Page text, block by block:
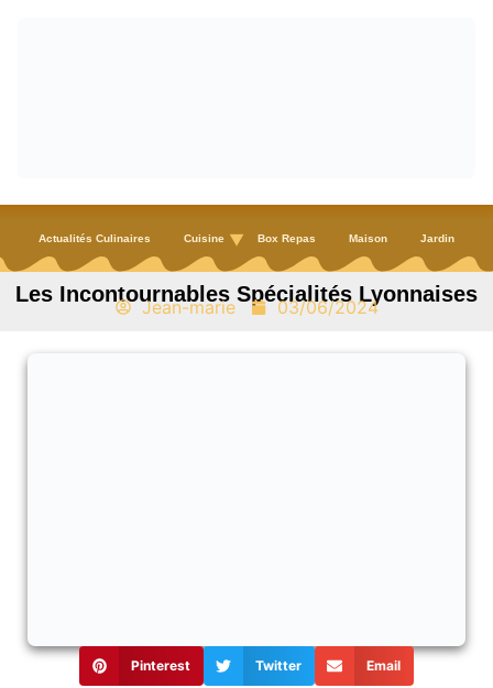
Actualités Culinaires Cuisine Box Repas Maison Jardin
Les Incontournables Spécialités Lyonnaises
Jean-marie 03/06/2024
Pinterest Twitter Email